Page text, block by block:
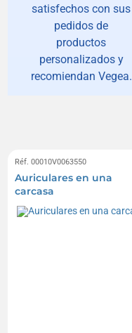
satisfechos con sus
pedidos de
productos
personalizados y
recomiendan Vegea.
Réf. 00010V0063550
Auriculares en una
carcasa